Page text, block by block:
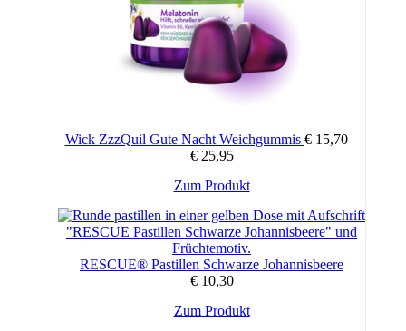
Wick ZzzQuil Gute Nacht Weichgummis €15,70 –
€25,95Preisspanne:
bis
Zum ProduktDieses
weist
mehrere
Varianten
auf.
können
RESCUE® Pastillen Schwarze Johannisbeere
€10,30
Zum Produkt